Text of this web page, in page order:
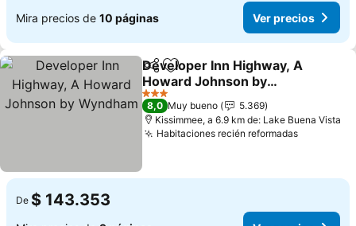
Mira precios de 10 páginas Ver precios
CompartirAgregar a favoritos
Developer Inn Highway, A
Howard Johnson by
Wyndham
Ver precios
3 Estrellas
8,0 Muy bueno
5.369
Kissimmee, a 6.9 km de: Lake Buena Vista
Habitaciones recién reformadasVer
De $ 143.353